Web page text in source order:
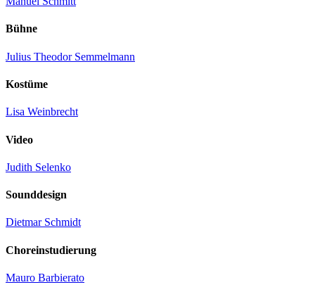
Bühne
Julius Theodor Semmelmann
Kostüme
Lisa Weinbrecht
Video
Judith Selenko
Sounddesign
Dietmar Schmidt
Choreinstudierung
Mauro Barbierato